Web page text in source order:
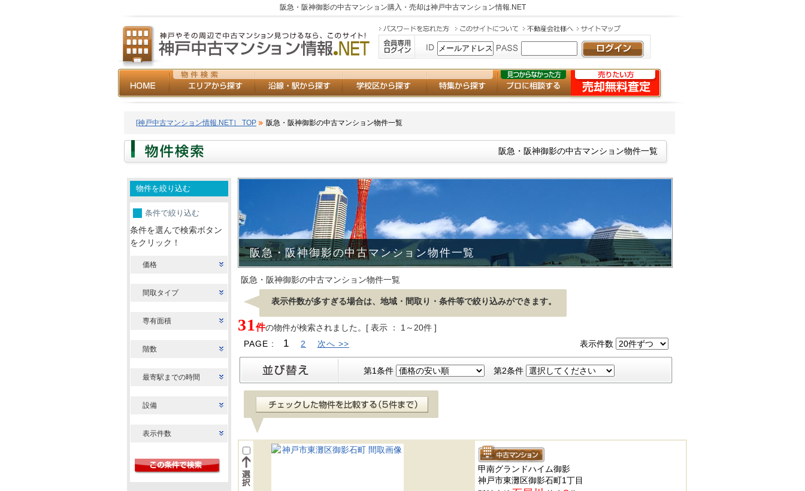
阪急・阪神御影の中古マンション購入・売却は神戸中古マンション情報.NET
[神戸中古マンション情報.NET］ TOP 阪急・阪神御影の中古マンション物件一覧
阪急・阪神御影の中古マンション物件一覧
物件を絞り込む
条件で絞り込む
条件を選んで検索ボタン
をクリック！
価格
間取タイプ
専有面積
階数
最寄駅までの時間
設備
表示件数
阪急・阪神御影の中古マンション物件一覧
阪急・阪神御影の中古マンション物件一覧
表示件数が多すぎる場合は、地域・間取り・条件等で絞り込みができます。
31件の物件が検索されました。[ 表示 ： 1～20件 ]
PAGE :
1 2 次へ >> 表示件数
第1条件 第2条件
甲南グランドハイム御影
神戸市東灘区御影石町1丁目